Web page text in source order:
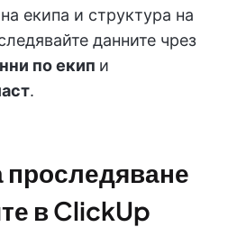
екипа и структура на
данните чрез
по екип и
.
в ClickUp